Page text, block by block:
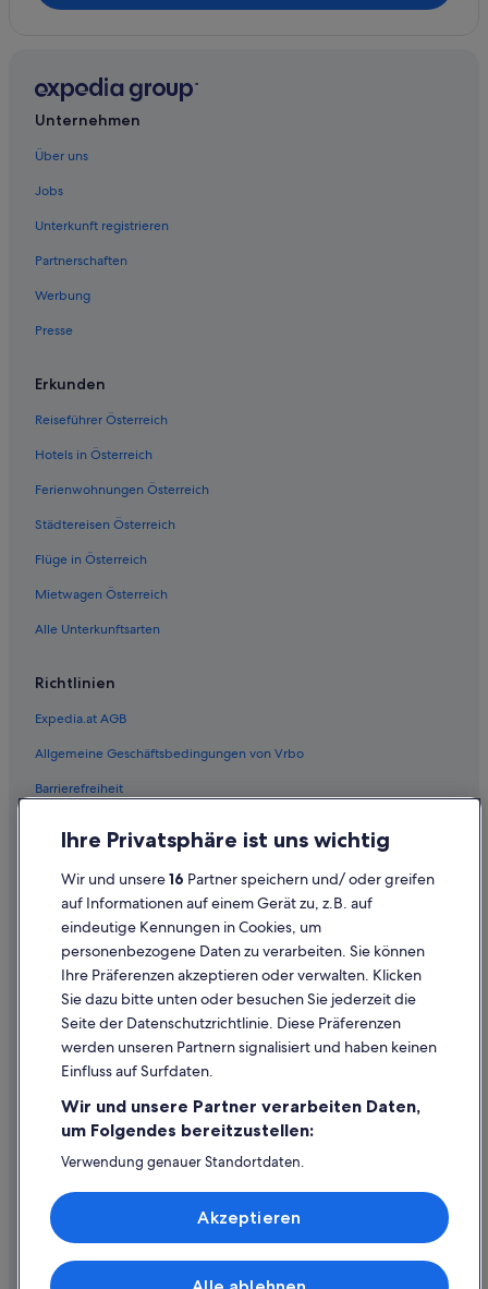
Unternehmen
Über uns
Jobs
Unterkunft registrieren
Partnerschaften
Werbung
Presse
Erkunden
Reiseführer Österreich
Hotels in Österreich
Ferienwohnungen Österreich
Städtereisen Österreich
Flüge in Österreich
Mietwagen Österreich
Alle Unterkunftsarten
Richtlinien
Expedia.at AGB
Allgemeine Geschäftsbedingungen von Vrbo
Barrierefreiheit
Rechtliche Hinweise/Kontakt
Inhaltsrichtlinien und Melden von Inhalten
Hilfe
Hilfe
Rückerstattungsprozess und Zeitrahmen
Buchen Sie einen Flug mit einer Gutschrift bei der Fluggesellschaft
Internationale Reisedokumente
Ihre Privatsphäre ist uns wichtig
Wir und unsere16 Partner speichern und/ oder greifen
auf Informationen auf einem Gerät zu, z.B. auf
eindeutige Kennungen in Cookies, um
personenbezogene Daten zu verarbeiten. Sie können
Ihre Präferenzen akzeptieren oder verwalten. Klicken
Sie dazu bitte unten oder besuchen Sie jederzeit die
Seite der Datenschutzrichtlinie. Diese Präferenzen
werden unseren Partnern signalisiert und haben keinen
Einfluss auf Surfdaten.
Wir und unsere Partner verarbeiten Daten,
um Folgendes bereitzustellen:
Verwendung genauer Standortdaten.
Speichern von oder Zugriff auf Informationen auf einem
Endgerät. Personalisierte Werbung und Inhalte, Messung
von Werbeleistung und der Performance von Inhalten,
Akzeptieren